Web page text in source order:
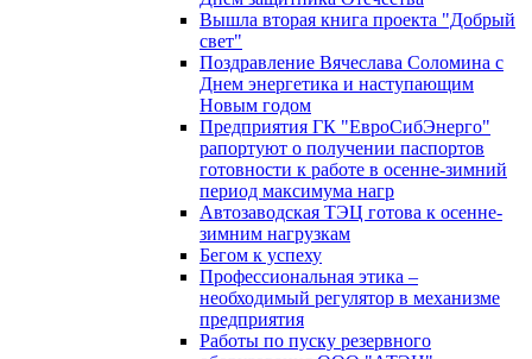
Вышла вторая книга проекта "Добрый
свет"
Поздравление Вячеслава Соломина с
Днем энергетика и наступающим
Новым годом
Предприятия ГК "ЕвроСибЭнерго"
рапортуют о получении паспортов
готовности к работе в осенне-зимний
период максимума нагр
Автозаводская ТЭЦ готова к осенне-
зимним нагрузкам
Бегом к успеху
Профессиональная этика –
необходимый регулятор в механизме
предприятия
Работы по пуску резервного